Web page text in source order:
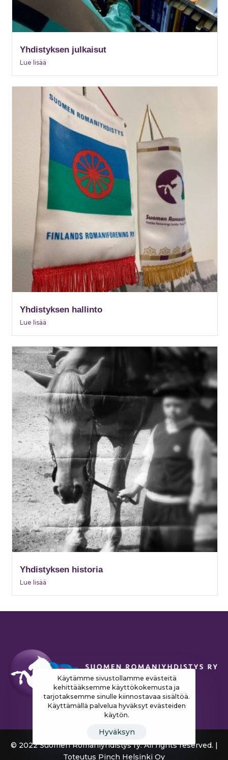
Yhdistyksen julkaisut
Lue lisää
Yhdistyksen hallinto
Lue lisää
Yhdistyksen historia
Lue lisää
© 2022 Suomen Romaniyhdistys ry. All rights reserved. |
Toteutus Pinch Helsinki Oy
Käytämme sivustollamme evästeitä
kehittääksemme käyttökokemusta ja
tarjotaksemme sinulle kiinnostavaa sisältöä.
Käyttämällä palvelua hyväksyt evästeiden
käytön.
Hyväksyn